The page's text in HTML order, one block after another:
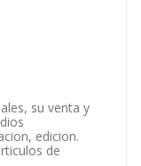
su venta y
edicion.
de